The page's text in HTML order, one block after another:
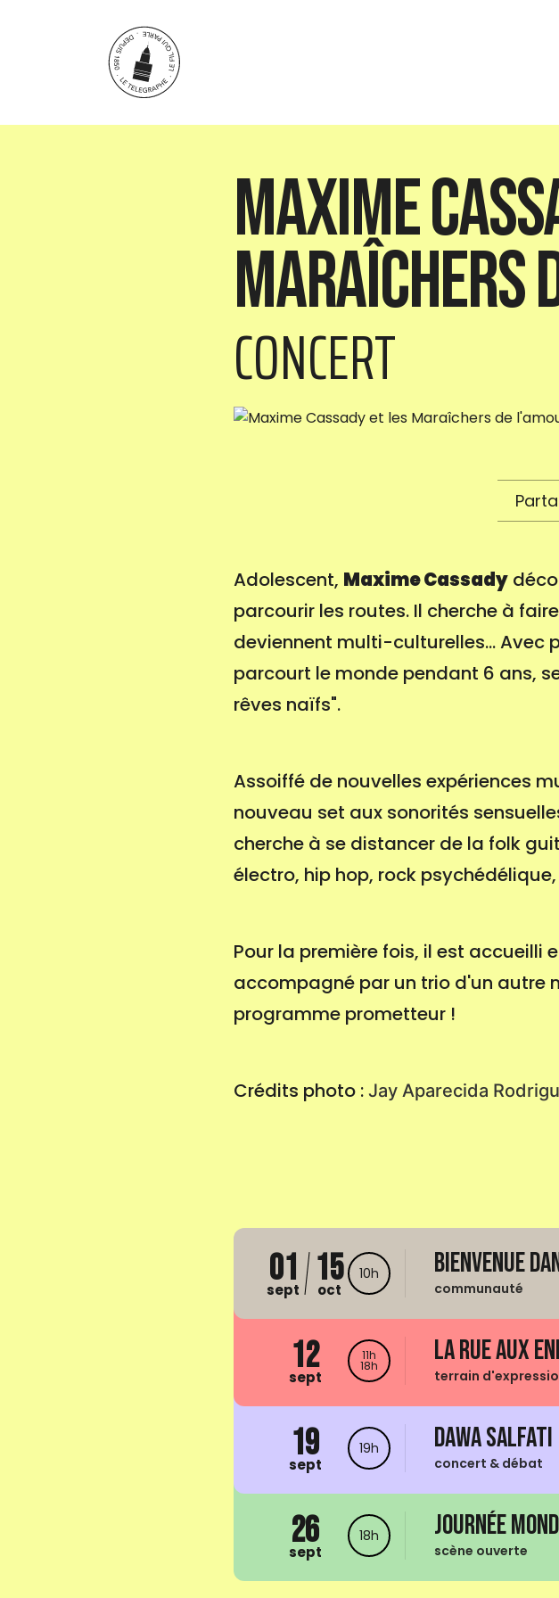
Maxime
Maraîchers
CONCERT
Adolescent, Maxime Cassady
parcourir les routes. Il cherche à
deviennent multi-culturelles... Avec
parcourt le monde pendant 6 ans,
rêves naïfs".
Assoiffé de nouvelles expériences
nouveau set aux sonorités
cherche à se distancer de la folk
électro, hip hop, rock psychédélique,
Pour la première fois, il est accueilli
accompagné par un trio d'un autre
programme prometteur !
Crédits photo : Jay Aparecida
01
sept 15
oct
10h Bienvenue
communauté
12
sept
11h
18h La Rue aux
terrain
19
sept
19h Dawa Salfati
concert & débat
26
sept
18h Journée
scène ouverte